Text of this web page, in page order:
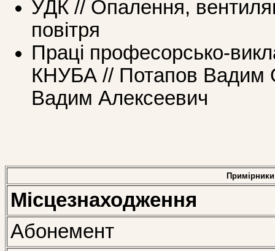
УДК // Опалення,
повітря
Праці професорcько-
КНУБА // Потапов Вадим
Вадим Алексеевич
Примірники
Місцезнаходження
Абонемент